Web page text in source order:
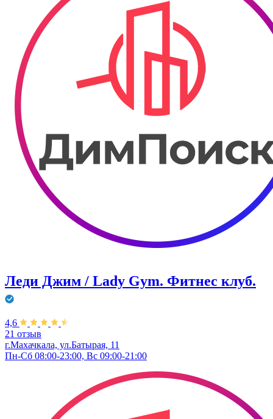
Леди Джим / Lady Gym. Фитнес клуб.
4,6
21 отзыв
г.Махачкала, ул.Батырая, 11
Пн-Сб 08:00-23:00, Вс 09:00-21:00